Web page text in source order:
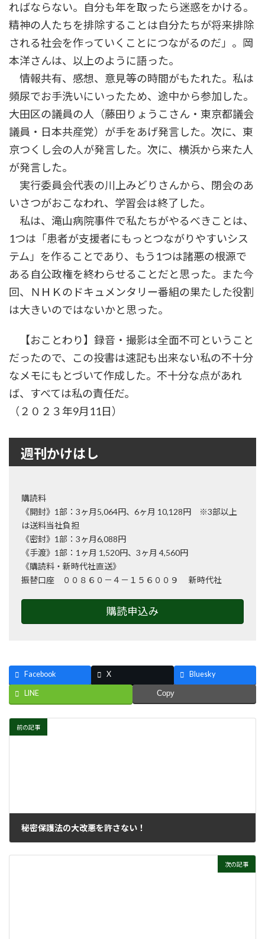
ればならない。自分も年を取ったら迷惑をかける。
精神の人たちを排除することは自分たちが将来排除
される社会を作っていくことにつながるのだ」。岡
本洋さんは、以上のように語った。
情報共有、感想、意見等の時間がもたれた。私は
頻尿でお手洗いにいったため、途中から参加した。
大田区の議員の人（藤田りょうこさん・東京都議会
議員・日本共産党）が手をあげ発言した。次に、東
京つくし会の人が発言した。次に、横浜から来た人
が発言した。
実行委員会代表の川上みどりさんから、閉会のあ
いさつがおこなわれ、学習会は終了した。
私は、滝山病院事件で私たちがやるべきことは、
1つは「患者が支援者にもっとつながりやすいシス
テム」を作ることであり、もう1つは諸悪の根源で
ある自公政権を終わらせることだと思った。また今
回、ＮＨＫのドキュメンタリー番組の果たした役割
は大きいのではないかと思った。
【おことわり】録音・撮影は全面不可ということ
だったので、この投書は速記も出来ない私の不十分
なメモにもとづいて作成した。不十分な点があれ
ば、すべては私の責任だ。
（２０２３年9月11日）
週刊かけはし
購読料
《開封》1部：3ヶ月5,064円、6ヶ月 10,128円 ※3部以上
は送料当社負担
《密封》1部：3ヶ月6,088円
《手渡》1部：1ヶ月 1,520円、3ヶ月 4,560円
《購読料・新時代社直送》
振替口座 ００８６０－４－１５６００９ 新時代社
購読申込み
Facebook X Bluesky
LINE Copy
前の記事
秘密保護法の大改悪を許さない！
次の記事